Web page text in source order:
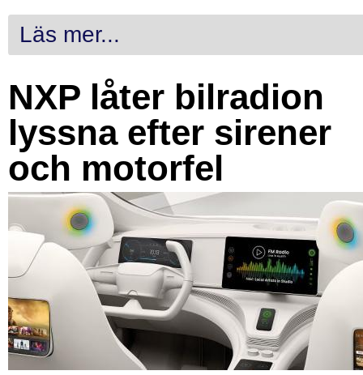
Läs mer...
NXP låter bilradion
lyssna efter sirener
och motorfel